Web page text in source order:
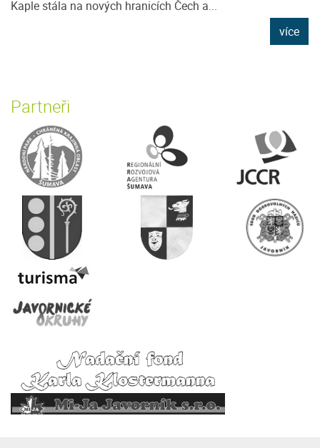
Kaple stála na nových hranicích Čech a...
více
Partneři